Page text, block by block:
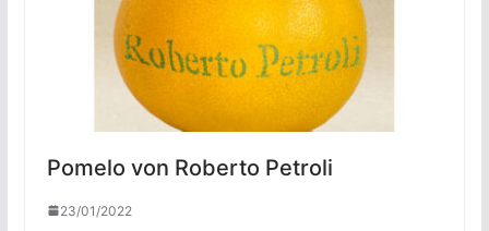
Pomelo von Roberto Petroli
23/01/2022